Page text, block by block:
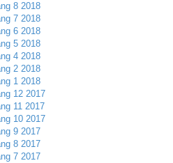
8 2018
7 2018
6 2018
5 2018
4 2018
2 2018
1 2018
12 2017
11 2017
10 2017
9 2017
8 2017
7 2017